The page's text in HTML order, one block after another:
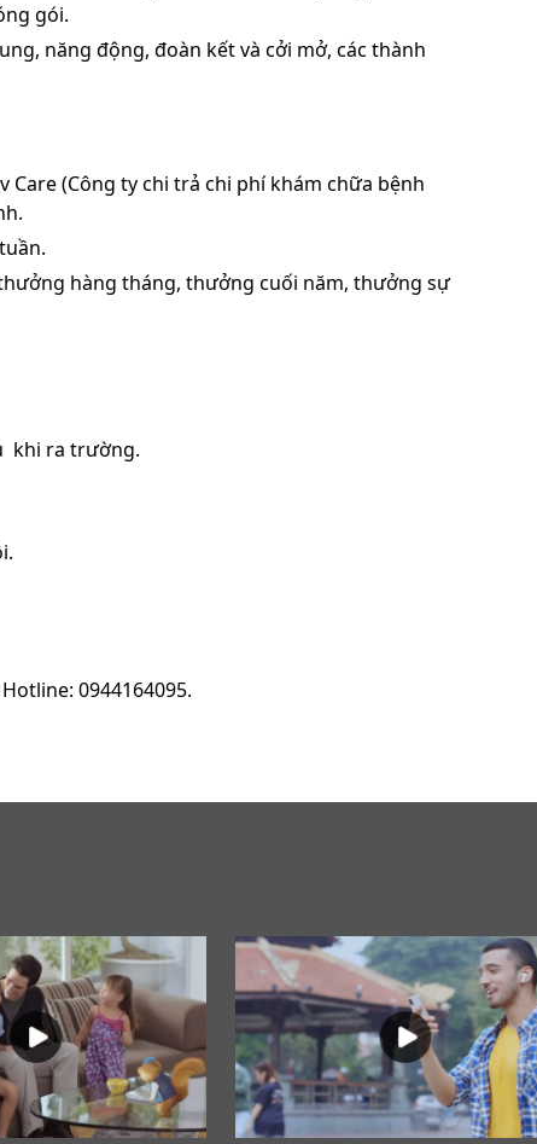
gói.
năng động, đoàn kết và cởi mở, các thành
(Công ty chi trả chi phí khám chữa bệnh
hàng tháng, thưởng cuối năm, thưởng sự
khi ra trường.
0944164095.